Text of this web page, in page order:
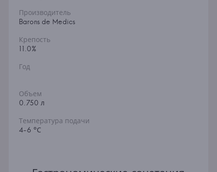
Производитель
Barons de Medics
Крепость
11.0%
Год
Объем
0.750 л
Температура подачи
4-6 °С